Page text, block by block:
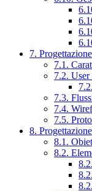
7.
7.1.
7.2. User
7.3.
7.4.
7.5.
8.
8.1.
8.2.